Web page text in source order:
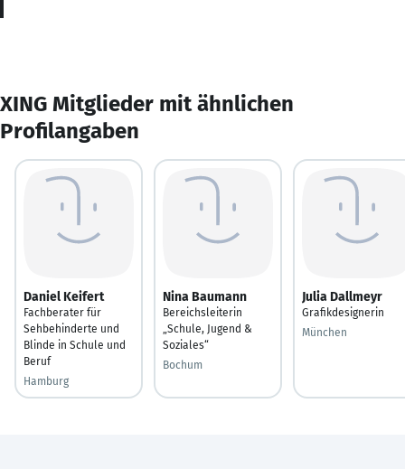
XING Mitglieder mit ähnlichen
Profilangaben
Daniel Keifert
Fachberater für
Sehbehinderte und
Blinde in Schule und
Beruf
Hamburg
Nina Baumann
Bereichsleiterin
„Schule, Jugend &
Soziales“
Bochum
Julia Dallmeyr
Grafikdesignerin
München